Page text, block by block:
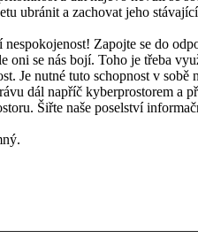
ubránit a zachovat jeho
Zapojte se do
oni se nás bojí. Toho je třeba
Je nutné tuto schopnost v sobě
dál napříč kyberprostorem a
Šiřte naše poselství